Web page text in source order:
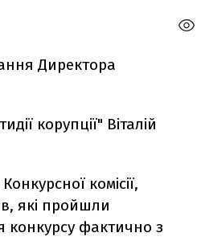
Директора
корупції" Віталій
комісії,
які пройшли
конкурсу фактично з